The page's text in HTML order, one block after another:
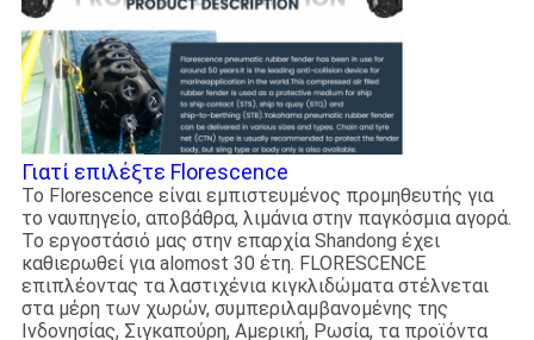
Γιατί επιλέξτε Florescence
Το Florescence είναι εμπιστευμένος προμηθευτής για
το ναυπηγείο, αποβάθρα, λιμάνια στην παγκόσμια αγορά.
Το εργοστάσιό μας στην επαρχία Shandong έχει
καθιερωθεί για alomost 30 έτη. FLORESCENCE
επιπλέοντας τα λαστιχένια κιγκλιδώματα στέλνεται
στα μέρη των χωρών, συμπεριλαμβανομένης της
Ινδονησίας, Σιγκαπούρη, Αμερική, Ρωσία, τα προϊόντα